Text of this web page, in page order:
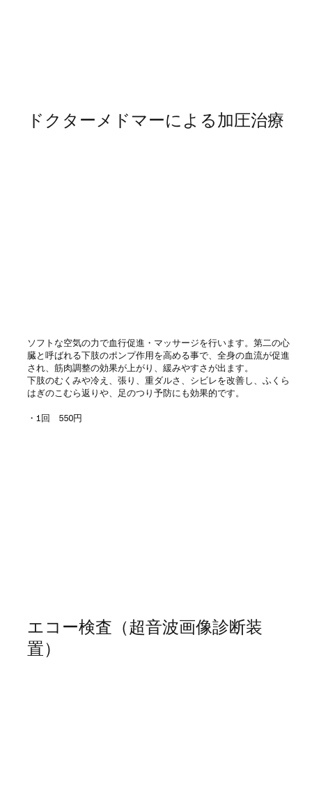
ドクターメドマーによる加圧治療
ソフトな空気の力で血行促進・マッサージを行います。第二の心
臓と呼ばれる下肢のポンプ作用を高める事で、全身の血流が促進
され、筋肉調整の効果が上がり、緩みやすさが出ます。
下肢のむくみや冷え、張り、重ダルさ、シビレを改善し、ふくら
はぎのこむら返りや、足のつり予防にも効果的です。
・1回 550円
エコー検査（超音波画像診断装
置）